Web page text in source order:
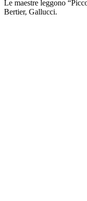
Le maestre leggono
Bertier, Gallucci.